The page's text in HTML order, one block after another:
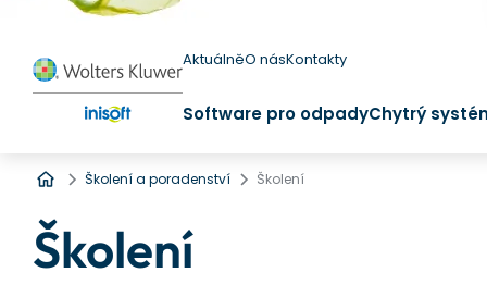
AktuálněO násKontakty
Software pro odpadyChytrý
Úvod
Školení a poradenství Školení
Školení